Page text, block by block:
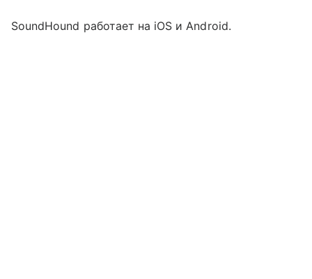
SoundHound работает на iOS и Android.